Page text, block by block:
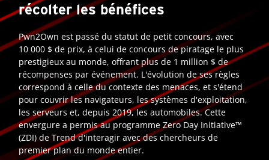
récolter les bénéfices
Pwn2Own est passé du statut de petit concours, avec
10 000 $ de prix, à celui de concours de piratage le plus
prestigieux au monde, offrant plus de 1 million $ de
récompenses par événement. L'évolution de ses règles
correspond à celle du contexte des menaces, et s'étend
pour couvrir les navigateurs, les systèmes d'exploitation,
les serveurs et, depuis 2019, les automobiles. Cette
envergure a permis au programme Zero Day Initiative™
(ZDI) de Trend d'interagir avec des chercheurs de
premier plan du monde entier.